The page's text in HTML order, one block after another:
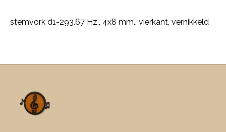
stemvork d1-293.67 Hz., 4x8 mm., vierkant, vernikkeld